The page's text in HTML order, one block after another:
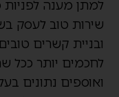
למתן מענה
שירות טוב לעסק
ובניית קשרים
לחכמים יותר ככל
ואוספים נתונים